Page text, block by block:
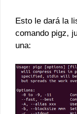
Esto le dará la
comando pigz,
una: